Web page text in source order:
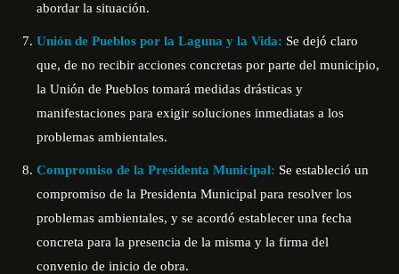
abordar la situación.
Unión de Pueblos por la Laguna y la Vida: Se dejó claro
que, de no recibir acciones concretas por parte del municipio,
la Unión de Pueblos tomará medidas drásticas y
manifestaciones para exigir soluciones inmediatas a los
problemas ambientales.
Compromiso de la Presidenta Municipal: Se estableció un
compromiso de la Presidenta Municipal para resolver los
problemas ambientales, y se acordó establecer una fecha
concreta para la presencia de la misma y la firma del
convenio de inicio de obra.